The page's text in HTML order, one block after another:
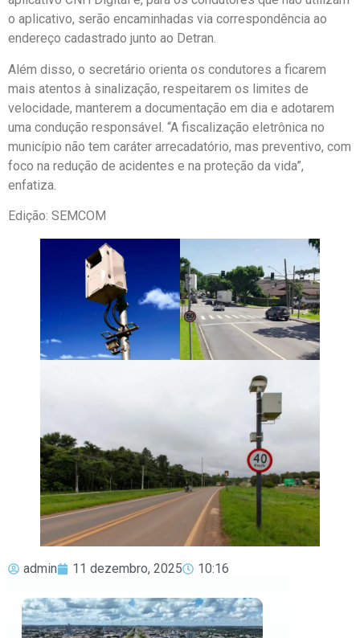
o aplicativo, serão encaminhadas via correspondência ao
endereço cadastrado junto ao Detran.
Além disso, o secretário orienta os condutores a ficarem
mais atentos à sinalização, respeitarem os limites de
velocidade, manterem a documentação em dia e adotarem
uma condução responsável. “A fiscalização eletrônica no
município não tem caráter arrecadatório, mas preventivo, com
foco na redução de acidentes e na proteção da vida”,
enfatiza.
Edição: SEMCOM
admin 11 dezembro, 2025 10:16